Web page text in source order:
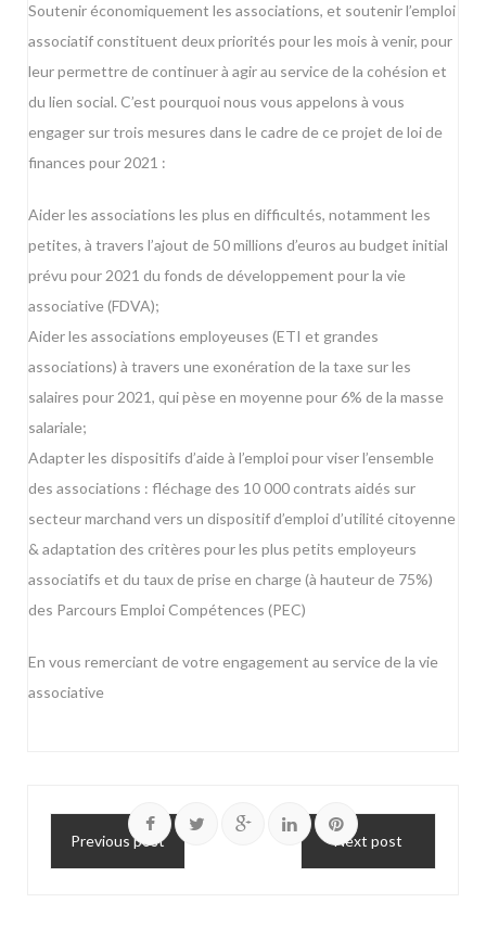
Soutenir économiquement les associations, et soutenir l’emploi
associatif constituent deux priorités pour les mois à venir, pour
leur permettre de continuer à agir au service de la cohésion et
du lien social. C’est pourquoi nous vous appelons à vous
engager sur trois mesures dans le cadre de ce projet de loi de
finances pour 2021 :
Aider les associations les plus en difficultés, notamment les
petites, à travers l’ajout de 50 millions d’euros au budget initial
prévu pour 2021 du fonds de développement pour la vie
associative (FDVA);
Aider les associations employeuses (ETI et grandes
associations) à travers une exonération de la taxe sur les
salaires pour 2021, qui pèse en moyenne pour 6% de la masse
salariale;
Adapter les dispositifs d’aide à l’emploi pour viser l’ensemble
des associations : fléchage des 10 000 contrats aidés sur
secteur marchand vers un dispositif d’emploi d’utilité citoyenne
& adaptation des critères pour les plus petits employeurs
associatifs et du taux de prise en charge (à hauteur de 75%)
des Parcours Emploi Compétences (PEC)
En vous remerciant de votre engagement au service de la vie
associative
Previous post Next post